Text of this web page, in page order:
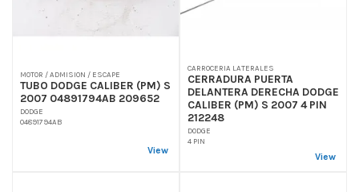
MOTOR / ADMISION / ESCAPE
TUBO DODGE CALIBER (PM) S
2007 04891794AB 209652
DODGE
04891794AB
View
CARROCERIA LATERALES
CERRADURA PUERTA
DELANTERA DERECHA DODGE
CALIBER (PM) S 2007 4 PIN
212248
DODGE
4 PIN
View